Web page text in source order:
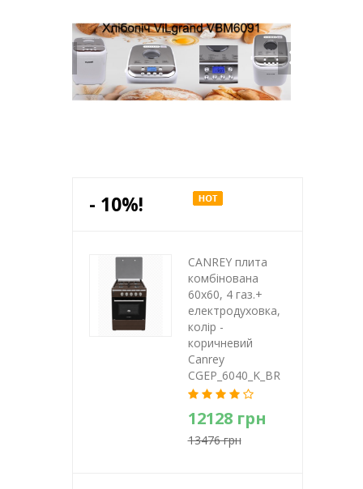
- 10%!
CANREY плита
комбінована
60х60, 4 газ.+
електродуховка,
колір -
коричневий
Canrey
CGEP_6040_K_BR
12128 грн
13476 грн